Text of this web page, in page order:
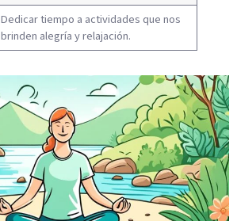
Dedicar tiempo a actividades que nos
brinden alegría y relajación.